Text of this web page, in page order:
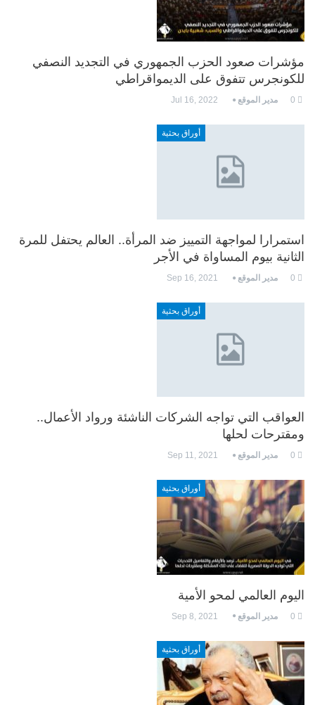
مؤشرات صعود الحزب الجمهوري في التجديد النصفي
للكونجرس تتفوق على الديمواقراطي
مدير الموقع Jul 16, 2022
أوراق بحثية
استمرارا لمواجهة التمييز ضد المرأة.. العالم يحتفل للمرة
الثانية بيوم المساواة في الأجر
مدير الموقع Sep 16, 2021
أوراق بحثية
العواقب التي تواجه الشركات الناشئة ورواد الأعمال..
ومقترحات لحلها
مدير الموقع Sep 11, 2021
أوراق بحثية
اليوم العالمي لمحو الأمية
مدير الموقع Sep 8, 2021
أوراق بحثية